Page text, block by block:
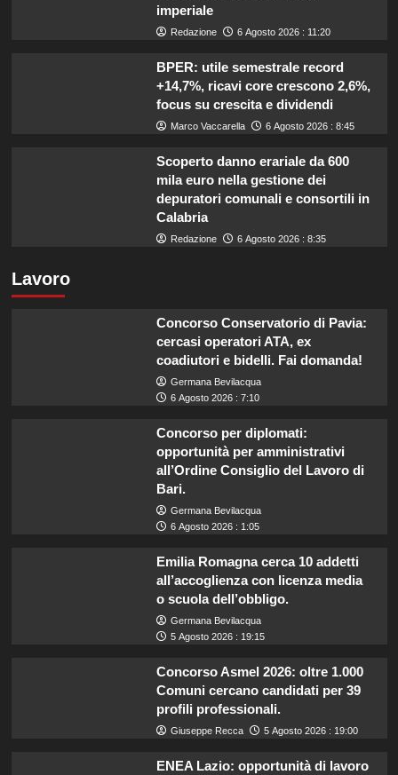
imperiale
Redazione 6 Agosto 2026 : 11:20
BPER: utile semestrale record
+14,7%, ricavi core crescono 2,6%,
focus su crescita e dividendi
Marco Vaccarella 6 Agosto 2026 : 8:45
Scoperto danno erariale da 600
mila euro nella gestione dei
depuratori comunali e consortili in
Calabria
Redazione 6 Agosto 2026 : 8:35
Lavoro
Concorso Conservatorio di Pavia:
cercasi operatori ATA, ex
coadiutori e bidelli. Fai domanda!
Germana Bevilacqua
6 Agosto 2026 : 7:10
Concorso per diplomati:
opportunità per amministrativi
all’Ordine Consiglio del Lavoro di
Bari.
Germana Bevilacqua
6 Agosto 2026 : 1:05
Emilia Romagna cerca 10 addetti
all’accoglienza con licenza media
o scuola dell’obbligo.
Germana Bevilacqua
5 Agosto 2026 : 19:15
Concorso Asmel 2026: oltre 1.000
Comuni cercano candidati per 39
profili professionali.
Giuseppe Recca 5 Agosto 2026 : 19:00
ENEA Lazio: opportunità di lavoro